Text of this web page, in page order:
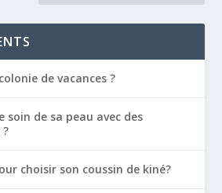
de vacances ?
soin de sa peau avec des
choisir son coussin de kiné?